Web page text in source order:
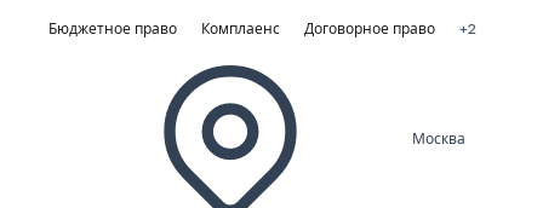
Бюджетное право Комплаенс Договорное право +2
Москва